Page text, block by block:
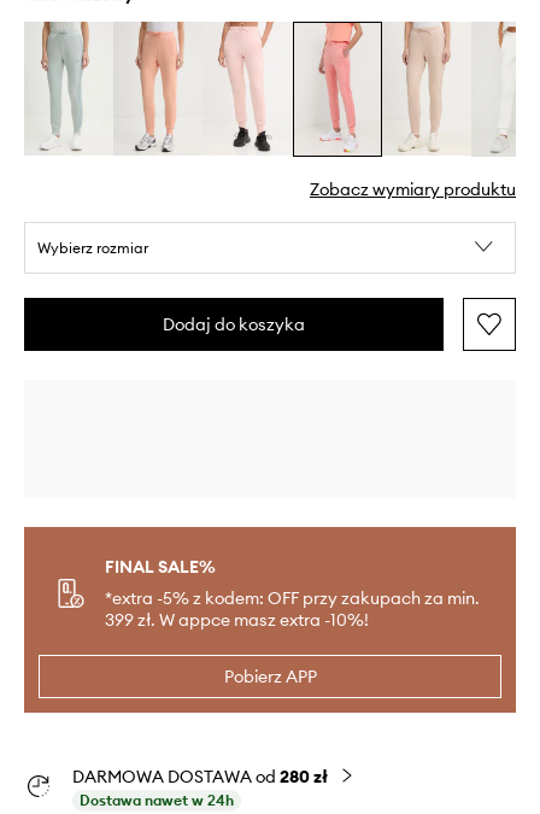
Zobacz wymiary produktu
Wybierz rozmiar
Dodaj do koszyka
FINAL SALE%
*extra -5% z kodem: OFF przy zakupach za min.
399 zł. W appce masz extra -10%!
Pobierz APP
DARMOWA DOSTAWA od 280 zł
Dostawa nawet w 24h